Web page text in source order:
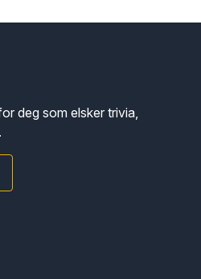
deg som elsker trivia,